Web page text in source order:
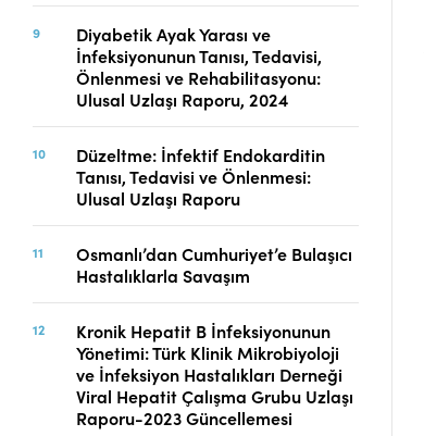
Diyabetik Ayak Yarası ve
İnfeksiyonunun Tanısı, Tedavisi,
Önlenmesi ve Rehabilitasyonu:
Ulusal Uzlaşı Raporu, 2024
Düzeltme: İnfektif Endokarditin
Tanısı, Tedavisi ve Önlenmesi:
Ulusal Uzlaşı Raporu
Osmanlı’dan Cumhuriyet’e Bulaşıcı
Hastalıklarla Savaşım
Kronik Hepatit B İnfeksiyonunun
Yönetimi: Türk Klinik Mikrobiyoloji
ve İnfeksiyon Hastalıkları Derneği
Viral Hepatit Çalışma Grubu Uzlaşı
Raporu-2023 Güncellemesi